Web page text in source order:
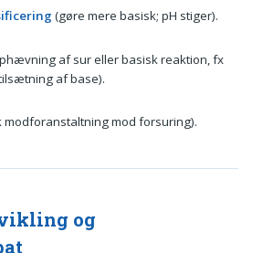
(gøre mere basisk; pH stiger).
af sur eller basisk reaktion, fx
af base).
modforanstaltning mod forsuring).
og